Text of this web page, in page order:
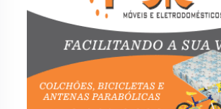
Boquira
Botuporã
Brasil